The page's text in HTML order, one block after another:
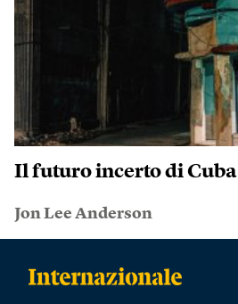
Il futuro incerto di Cuba
Jon Lee Anderson